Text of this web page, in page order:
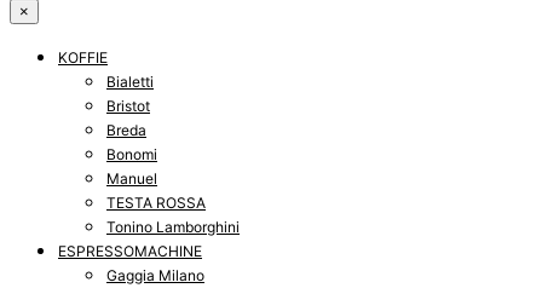
×
KOFFIE
Bialetti
Bristot
Breda
Bonomi
Manuel
TESTA ROSSA
Tonino Lamborghini
ESPRESSOMACHINE
Gaggia Milano